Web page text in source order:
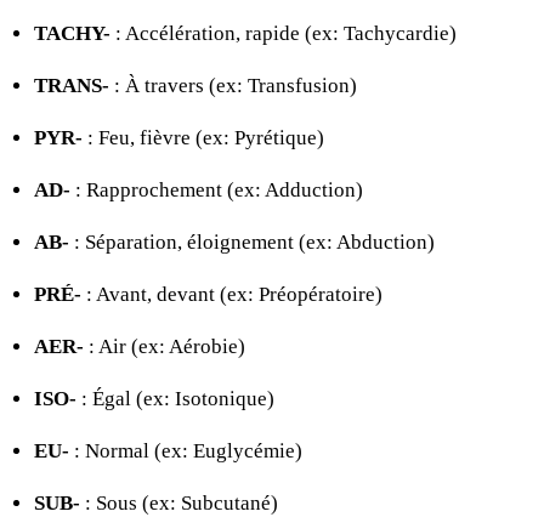
TACHY- : Accélération, rapide (ex: Tachycardie)
TRANS- : À travers (ex: Transfusion)
PYR- : Feu, fièvre (ex: Pyrétique)
AD- : Rapprochement (ex: Adduction)
AB- : Séparation, éloignement (ex: Abduction)
PRÉ- : Avant, devant (ex: Préopératoire)
AER- : Air (ex: Aérobie)
ISO- : Égal (ex: Isotonique)
EU- : Normal (ex: Euglycémie)
SUB- : Sous (ex: Subcutané)